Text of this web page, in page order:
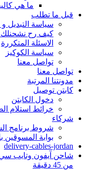
ما هي
قبل ما تطلب
سياسة التبديل و
كيف رح
الاسئلة المتكررة
سياسة الكوكيز
تواصل معنا
تواصل معنا
مدونتنا المرتبة
كابتن توصيل
دخول الكابتن
خرائط استلام
شركاء
شروط برنامج
بوابة المسوقين
delivery-cables-jordan
شاحن آيفون وتايب
من 45 دقيقة